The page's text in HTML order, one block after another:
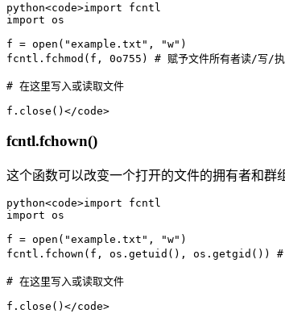
python<code>import fcntl
import os
f = open("example.txt", "w")
fcntl.fchmod(f, 0o755) # 赋予文件所有者读/写/执行
# 在这里写入或读取文件
f.close()</code>
fcntl.fchown()
这个函数可以改变一个打开的文件的拥有者和群
python<code>import fcntl
import os
f = open("example.txt", "w")
fcntl.fchown(f, os.getuid(), os.getgid()) # 改变
# 在这里写入或读取文件
f.close()</code>